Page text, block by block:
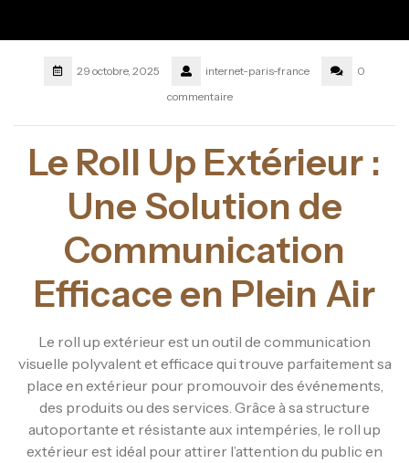
29 octobre, 2025 internet-paris-france
0
commentaire
Le Roll Up Extérieur :
Une Solution de
Communication
Efficace en Plein Air
Le roll up extérieur est un outil de communication
visuelle polyvalent et efficace qui trouve parfaitement sa
place en extérieur pour promouvoir des événements,
des produits ou des services. Grâce à sa structure
autoportante et résistante aux intempéries, le roll up
extérieur est idéal pour attirer l’attention du public en